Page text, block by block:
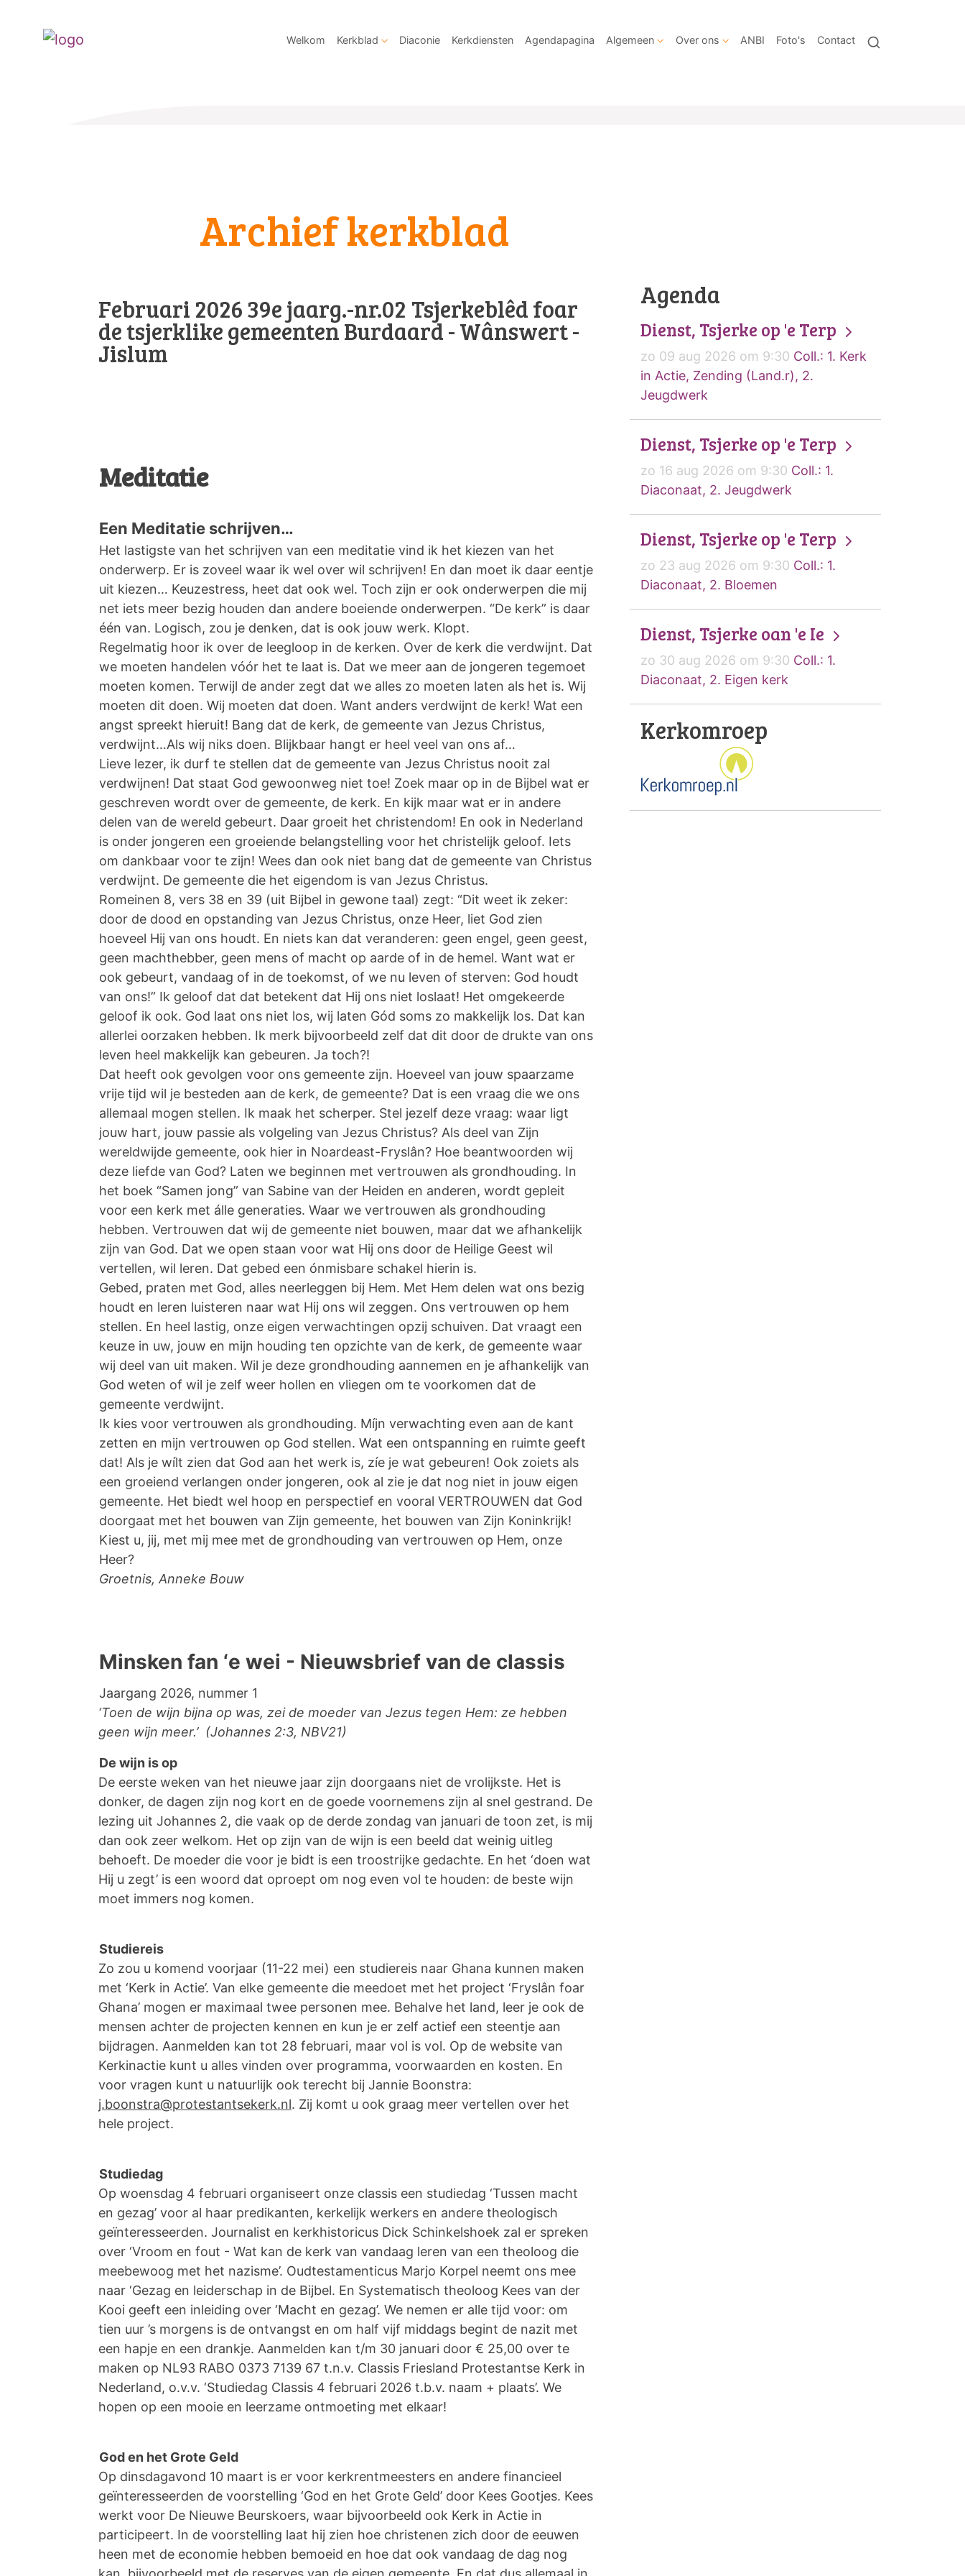
Welkom Kerkblad Diaconie Kerkdiensten Agendapagina Algemeen Over ons ANBI Foto's Contact
Archief kerkblad
Februari 2026 39e jaarg.-nr.02 Tsjerkeblêd foar
de tsjerklike gemeenten Burdaard - Wânswert -
Jislum
Meditatie
Een Meditatie schrijven…
Het lastigste van het schrijven van een meditatie vind ik het kiezen van het
onderwerp. Er is zoveel waar ik wel over wil schrijven! En dan moet ik daar eentje
uit kiezen… Keuzestress, heet dat ook wel. Toch zijn er ook onderwerpen die mij
net iets meer bezig houden dan andere boeiende onderwerpen. “De kerk” is daar
één van. Logisch, zou je denken, dat is ook jouw werk. Klopt.
Regelmatig hoor ik over de leegloop in de kerken. Over de kerk die verdwijnt. Dat
we moeten handelen vóór het te laat is. Dat we meer aan de jongeren tegemoet
moeten komen. Terwijl de ander zegt dat we alles zo moeten laten als het is. Wij
moeten dit doen. Wij moeten dat doen. Want anders verdwijnt de kerk! Wat een
angst spreekt hieruit! Bang dat de kerk, de gemeente van Jezus Christus,
verdwijnt…Als wij niks doen. Blijkbaar hangt er heel veel van ons af…
Lieve lezer, ik durf te stellen dat de gemeente van Jezus Christus nooit zal
verdwijnen! Dat staat God gewoonweg niet toe! Zoek maar op in de Bijbel wat er
geschreven wordt over de gemeente, de kerk. En kijk maar wat er in andere
delen van de wereld gebeurt. Daar groeit het christendom! En ook in Nederland
is onder jongeren een groeiende belangstelling voor het christelijk geloof. Iets
om dankbaar voor te zijn! Wees dan ook niet bang dat de gemeente van Christus
verdwijnt. De gemeente die het eigendom is van Jezus Christus.
Romeinen 8, vers 38 en 39 (uit Bijbel in gewone taal) zegt: “Dit weet ik zeker:
door de dood en opstanding van Jezus Christus, onze Heer, liet God zien
hoeveel Hij van ons houdt. En niets kan dat veranderen: geen engel, geen geest,
geen machthebber, geen mens of macht op aarde of in de hemel. Want wat er
ook gebeurt, vandaag of in de toekomst, of we nu leven of sterven: God houdt
van ons!” Ik geloof dat dat betekent dat Hij ons niet loslaat! Het omgekeerde
geloof ik ook. God laat ons niet los, wij laten Gód soms zo makkelijk los. Dat kan
allerlei oorzaken hebben. Ik merk bijvoorbeeld zelf dat dit door de drukte van ons
leven heel makkelijk kan gebeuren. Ja toch?!
Dat heeft ook gevolgen voor ons gemeente zijn. Hoeveel van jouw spaarzame
vrije tijd wil je besteden aan de kerk, de gemeente? Dat is een vraag die we ons
allemaal mogen stellen. Ik maak het scherper. Stel jezelf deze vraag: waar ligt
jouw hart, jouw passie als volgeling van Jezus Christus? Als deel van Zijn
wereldwijde gemeente, ook hier in Noardeast-Fryslân? Hoe beantwoorden wij
deze liefde van God? Laten we beginnen met vertrouwen als grondhouding. In
het boek “Samen jong” van Sabine van der Heiden en anderen, wordt gepleit
voor een kerk met álle generaties. Waar we vertrouwen als grondhouding
hebben. Vertrouwen dat wij de gemeente niet bouwen, maar dat we afhankelijk
zijn van God. Dat we open staan voor wat Hij ons door de Heilige Geest wil
vertellen, wil leren. Dat gebed een ónmisbare schakel hierin is.
Gebed, praten met God, alles neerleggen bij Hem. Met Hem delen wat ons bezig
houdt en leren luisteren naar wat Hij ons wil zeggen. Ons vertrouwen op hem
stellen. En heel lastig, onze eigen verwachtingen opzij schuiven. Dat vraagt een
keuze in uw, jouw en mijn houding ten opzichte van de kerk, de gemeente waar
wij deel van uit maken. Wil je deze grondhouding aannemen en je afhankelijk van
God weten of wil je zelf weer hollen en vliegen om te voorkomen dat de
gemeente verdwijnt.
Ik kies voor vertrouwen als grondhouding. Míjn verwachting even aan de kant
zetten en mijn vertrouwen op God stellen. Wat een ontspanning en ruimte geeft
dat! Als je wílt zien dat God aan het werk is, zíe je wat gebeuren! Ook zoiets als
een groeiend verlangen onder jongeren, ook al zie je dat nog niet in jouw eigen
gemeente. Het biedt wel hoop en perspectief en vooral VERTROUWEN dat God
doorgaat met het bouwen van Zijn gemeente, het bouwen van Zijn Koninkrijk!
Kiest u, jij, met mij mee met de grondhouding van vertrouwen op Hem, onze
Heer?
Groetnis, Anneke Bouw
Minsken fan ‘e wei - Nieuwsbrief van de classis
Jaargang 2026, nummer 1
‘Toen de wijn bijna op was, zei de moeder van Jezus tegen Hem: ze hebben
geen wijn meer.’ (Johannes 2:3, NBV21)
De wijn is op
De eerste weken van het nieuwe jaar zijn doorgaans niet de vrolijkste. Het is
donker, de dagen zijn nog kort en de goede voornemens zijn al snel gestrand. De
lezing uit Johannes 2, die vaak op de derde zondag van januari de toon zet, is mij
dan ook zeer welkom. Het op zijn van de wijn is een beeld dat weinig uitleg
behoeft. De moeder die voor je bidt is een troostrijke gedachte. En het ‘doen wat
Hij u zegt’ is een woord dat oproept om nog even vol te houden: de beste wijn
moet immers nog komen.
Studiereis
Zo zou u komend voorjaar (11-22 mei) een studiereis naar Ghana kunnen maken
met ‘Kerk in Actie’. Van elke gemeente die meedoet met het project ‘Fryslân foar
Ghana’ mogen er maximaal twee personen mee. Behalve het land, leer je ook de
mensen achter de projecten kennen en kun je er zelf actief een steentje aan
bijdragen. Aanmelden kan tot 28 februari, maar vol is vol. Op de website van
Kerkinactie kunt u alles vinden over programma, voorwaarden en kosten. En
voor vragen kunt u natuurlijk ook terecht bij Jannie Boonstra:
j.boonstra@protestantsekerk.nl. Zij komt u ook graag meer vertellen over het
hele project.
Studiedag
Op woensdag 4 februari organiseert onze classis een studiedag ‘Tussen macht
en gezag’ voor al haar predikanten, kerkelijk werkers en andere theologisch
geïnteresseerden. Journalist en kerkhistoricus Dick Schinkelshoek zal er spreken
over ‘Vroom en fout - Wat kan de kerk van vandaag leren van een theoloog die
meebewoog met het nazisme’. Oudtestamenticus Marjo Korpel neemt ons mee
naar ‘Gezag en leiderschap in de Bijbel. En Systematisch theoloog Kees van der
Kooi geeft een inleiding over ‘Macht en gezag’. We nemen er alle tijd voor: om
tien uur ’s morgens is de ontvangst en om half vijf middags begint de nazit met
een hapje en een drankje. Aanmelden kan t/m 30 januari door € 25,00 over te
maken op NL93 RABO 0373 7139 67 t.n.v. Classis Friesland Protestantse Kerk in
Nederland, o.v.v. ‘Studiedag Classis 4 februari 2026 t.b.v. naam + plaats’. We
hopen op een mooie en leerzame ontmoeting met elkaar!
God en het Grote Geld
Op dinsdagavond 10 maart is er voor kerkrentmeesters en andere financieel
geïnteresseerden de voorstelling ‘God en het Grote Geld’ door Kees Gootjes. Kees
werkt voor De Nieuwe Beurskoers, waar bijvoorbeeld ook Kerk in Actie in
participeert. In de voorstelling laat hij zien hoe christenen zich door de eeuwen
heen met de economie hebben bemoeid en hoe dat ook vandaag de dag nog
Agenda
Dienst, Tsjerke op 'e Terp
zo 09 aug 2026 om 9:30 Coll.: 1. Kerk
in Actie, Zending (Land.r), 2.
Jeugdwerk
Dienst, Tsjerke op 'e Terp
zo 16 aug 2026 om 9:30 Coll.: 1.
Diaconaat, 2. Jeugdwerk
Dienst, Tsjerke op 'e Terp
zo 23 aug 2026 om 9:30 Coll.: 1.
Diaconaat, 2. Bloemen
Dienst, Tsjerke oan 'e Ie
zo 30 aug 2026 om 9:30 Coll.: 1.
Diaconaat, 2. Eigen kerk
Kerkomroep